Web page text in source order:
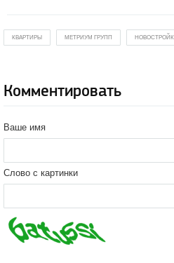
КВАРТИРЫ МЕТРИУМ ГРУПП
Комментировать
Ваше имя
Слово с картинки